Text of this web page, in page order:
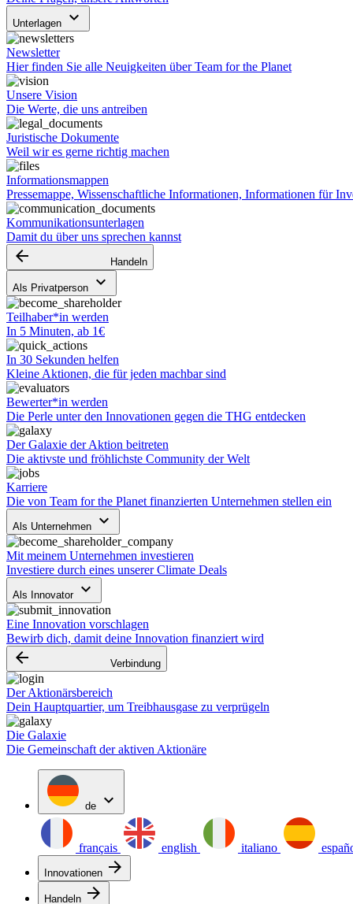
Unterlagen keyboard_arrow_down
Newsletter
Hier finden Sie alle Neuigkeiten über Team for the Planet
Unsere Vision
Die Werte, die uns antreiben
Juristische Dokumente
Weil wir es gerne richtig machen
Informationsmappen
Pressemappe, Wissenschaftliche Informationen, Informationen für
Kommunikationsunterlagen
Damit du über uns sprechen kannst
arrow_backward Handeln
Als Privatperson keyboard_arrow_down
Teilhaber*in werden
In 5 Minuten, ab 1€
In 30 Sekunden helfen
Kleine Aktionen, die für jeden machbar sind
Bewerter*in werden
Die Perle unter den Innovationen gegen die THG entdecken
Der Galaxie der Aktion beitreten
Die aktivste und fröhlichste Community der Welt
Karriere
Die von Team for the Planet finanzierten Unternehmen stellen ein
Als Unternehmen keyboard_arrow_down
Mit meinem Unternehmen investieren
Investiere durch eines unserer Climate Deals
Als Innovator keyboard_arrow_down
Eine Innovation vorschlagen
Bewirb dich, damit deine Innovation finanziert wird
arrow_backward Verbindung
Der Aktionärsbereich
Dein Hauptquartier, um Treibhausgase zu verprügeln
Die Galaxie
Die Gemeinschaft der aktiven Aktionäre
de expand_more
français english italiano
Innovationen arrow_forward
Handeln arrow_forward